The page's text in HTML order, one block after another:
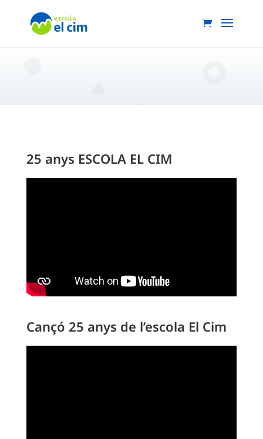
25 anys ESCOLA EL CIM
Cançó 25 anys de l’escola El Cim